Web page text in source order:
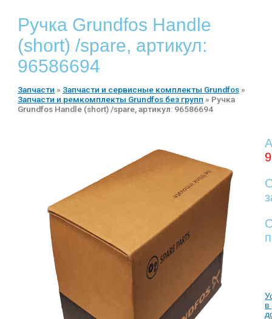
Ручка Grundfos Handle
(short) /spare, артикул:
96586694
Запчасти » Запчасти и сервисные комплекты Grundfos »
Запчасти и ремкомплекты Grundfos без групп » Ручка
Grundfos Handle (short) /spare, артикул: 96586694
в